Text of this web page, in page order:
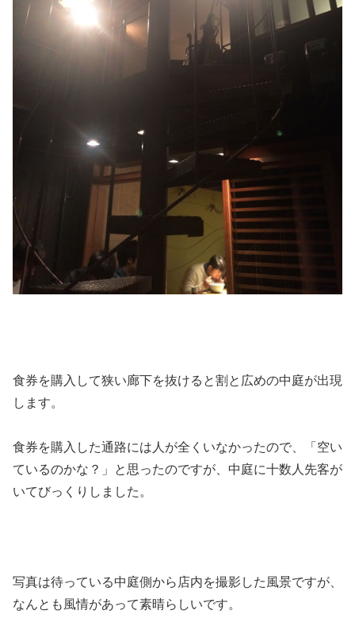
食券を購入して狭い廊下を抜けると割と広めの中庭が出現
します。
食券を購入した通路には人が全くいなかったので、「空い
ているのかな？」と思ったのですが、中庭に十数人先客が
いてびっくりしました。
写真は待っている中庭側から店内を撮影した風景ですが、
なんとも風情があって素晴らしいです。